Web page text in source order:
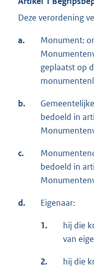
Deze verordening
a.
Monument:
geplaatst op
b.
bedoeld in
c.
bedoeld in
d. Eigenaar:
1.
hij die
van
2.
hij die